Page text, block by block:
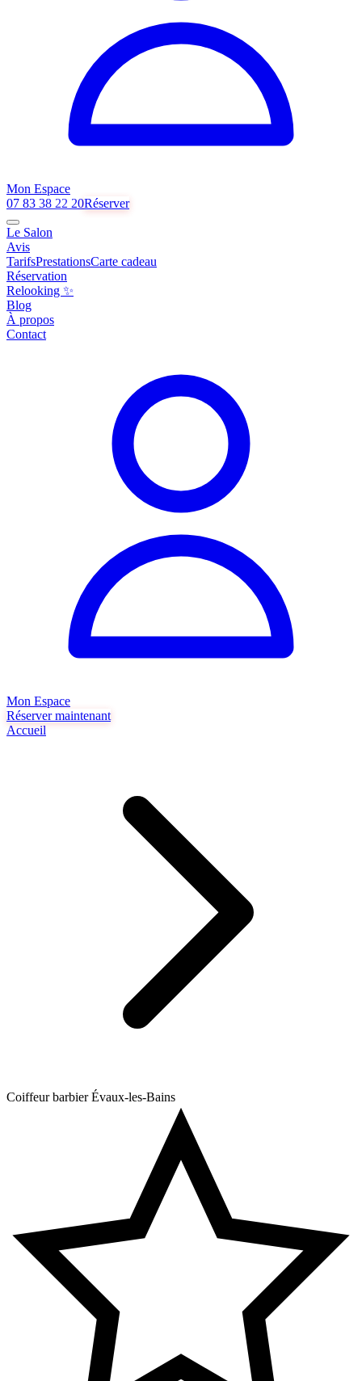
Mon Espace
07 83 38 22 20Réserver
Le Salon
Avis
TarifsPrestationsCarte cadeau
Réservation
Relooking ✨
Blog
À propos
Contact
Mon Espace
Réserver maintenant
Accueil
Coiffeur barbier Évaux-les-Bains